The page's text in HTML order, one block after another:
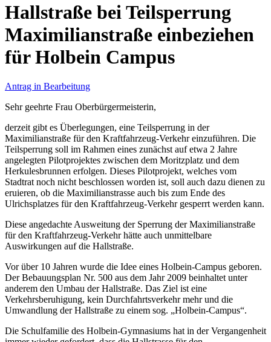
Hallstraße bei Teilsperrung
Maximilianstraße einbeziehen
für Holbein Campus
Antrag in Bearbeitung
Sehr geehrte Frau Oberbürgermeisterin,
derzeit gibt es Überlegungen, eine Teilsperrung in der
Maximilianstraße für den Kraftfahrzeug-Verkehr einzuführen. Die
Teilsperrung soll im Rahmen eines zunächst auf etwa 2 Jahre
angelegten Pilotprojektes zwischen dem Moritzplatz und dem
Herkulesbrunnen erfolgen. Dieses Pilotprojekt, welches vom
Stadtrat noch nicht beschlossen worden ist, soll auch dazu dienen zu
eruieren, ob die Maximilianstrasse auch bis zum Ende des
Ulrichsplatzes für den Kraftfahrzeug-Verkehr gesperrt werden kann.
Diese angedachte Ausweitung der Sperrung der Maximilianstraße
für den Kraftfahrzeug-Verkehr hätte auch unmittelbare
Auswirkungen auf die Hallstraße.
Vor über 10 Jahren wurde die Idee eines Holbein-Campus geboren.
Der Bebauungsplan Nr. 500 aus dem Jahr 2009 beinhaltet unter
anderem den Umbau der Hallstraße. Das Ziel ist eine
Verkehrsberuhigung, kein Durchfahrtsverkehr mehr und die
Umwandlung der Hallstraße zu einem sog. „Holbein-Campus“.
Die Schulfamilie des Holbein-Gymnasiums hat in der Vergangenheit